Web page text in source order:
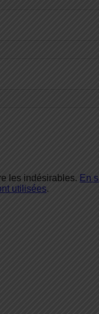
les indésirables. En
utilisées.